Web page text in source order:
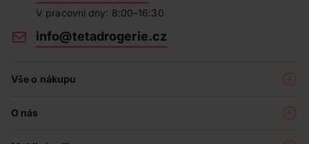
V pracovní dny: 8:00–16:30
info@tetadrogerie.cz
Vše o nákupu
O nás